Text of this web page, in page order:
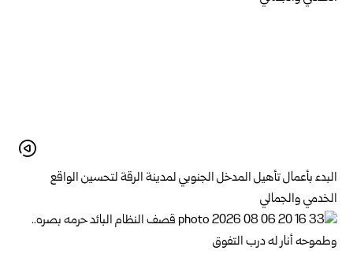
البدء بأعمال تأهيل المدخل الجنوبي لمدينة الرقة لتحسين الواقع
الخدمي والجمالي